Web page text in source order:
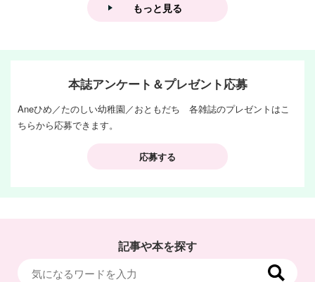
もっと見る
本誌アンケート＆プレゼント応募
Aneひめ／たのしい幼稚園／おともだち 各雑誌のプレゼントはこ
ちらから応募できます。
応募する
記事や本を探す